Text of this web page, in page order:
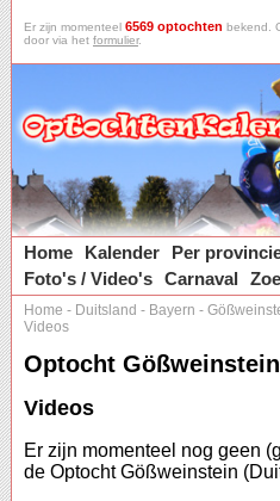
Er zijn momenteel 6569 optochten bekend.
door via het formulier.
Home
Kalender Per
Foto's / Video's Carnaval
Home - Duitsland - Bayern -
Videos
Optocht
Videos
Er zijn momenteel nog geen
de Optocht Gößweinstein